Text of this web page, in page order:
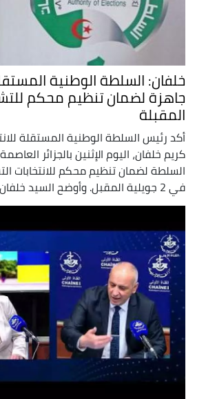
خلفان: السلطة الوطنية المستقلة
جاهزة لضمان تنظيم محكم
المقبلة
أكد رئيس السلطة الوطنية المستقلة
كريم خلفان، اليوم الإثنين بالجزائر
السلطة لضمان تنظيم محكم للانتخابات
في 2 جويلية المقبل. وأوضح السيد خلفان، لدى ...